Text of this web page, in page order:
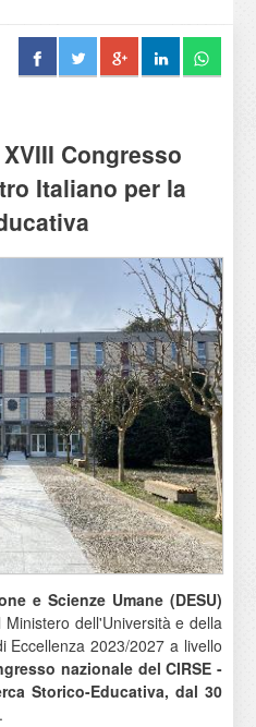
Congresso
Italiano per la
e Scienze Umane (DESU)
Ministero dell'Università e della
Eccellenza 2023/2027 a livello
nazionale del CIRSE -
Storico-Educativa, dal 30